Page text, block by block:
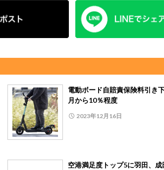
電動ボード自賠責保険料引き
月から10％程度
2023年12月16日
空港満足度トップ5に羽田、成